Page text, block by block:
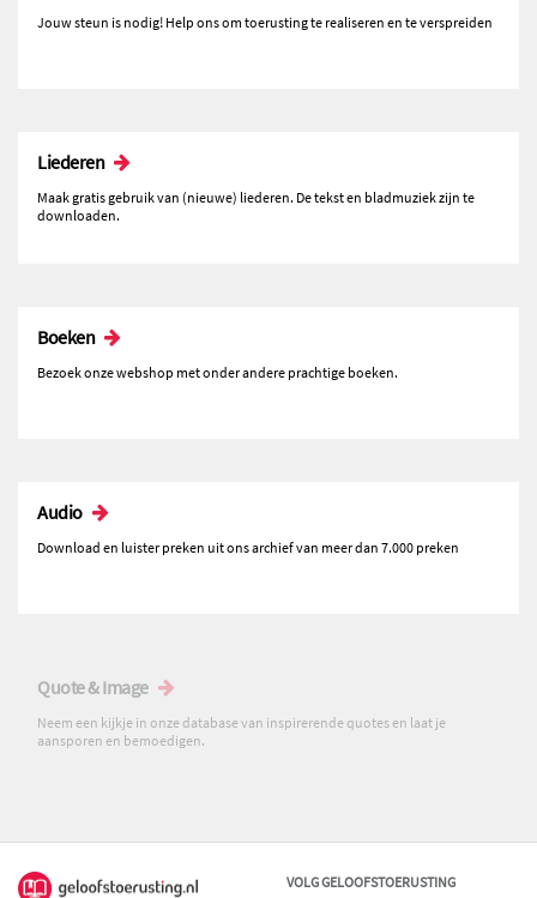
Jouw steun is nodig! Help ons om toerusting te realiseren en te verspreiden
Liederen
Maak gratis gebruik van (nieuwe) liederen. De tekst en bladmuziek zijn te
downloaden.
Boeken
Bezoek onze webshop met onder andere prachtige boeken.
Audio
Download en luister preken uit ons archief van meer dan 7.000 preken
Quote & Image
Neem een kijkje in onze database van inspirerende quotes en laat je
aansporen en bemoedigen.
VOLG GELOOFSTOERUSTING